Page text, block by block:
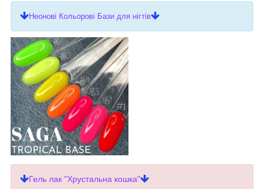
Неонові Кольорові Бази для нігтів
Гель лак "Хрустальна кошка"